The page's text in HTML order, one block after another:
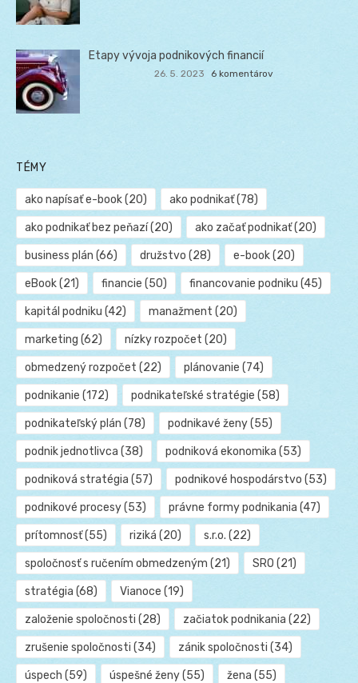
Etapy vývoja podnikových financií
26. 5. 2023 6 komentárov
TÉMY
ako napísať e-book(20) ako podnikať(78)
ako podnikať bez peňazí(20) ako začať podnikať(20)
business plán (66) družstvo (28) e-book(20)
eBook(21) financie (50) financovanie podniku (45)
kapitál podniku (42) manažment (20)
marketing (62) nízky rozpočet (20)
obmedzený rozpočet (22) plánovanie (74)
podnikanie (172) podnikateľské stratégie (58)
podnikateľský plán (78) podnikavé ženy(55)
podnik jednotlivca (38) podniková ekonomika (53)
podniková stratégia (57) podnikové hospodárstvo (53)
podnikové procesy(53) právne formy podnikania (47)
prítomnosť(55) riziká (20) s.r.o. (22)
spoločnosť s ručením obmedzeným (21) SRO (21)
stratégia (68) Vianoce (19)
založenie spoločnosti (28) začiatok podnikania (22)
zrušenie spoločnosti (34) zánik spoločnosti (34)
úspech (59) úspešné ženy(55) žena (55)